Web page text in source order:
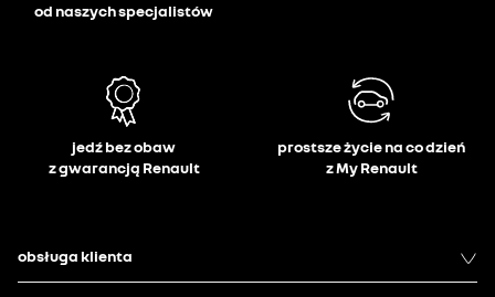
od naszych specjalistów
jedź bez obaw
z gwarancją Renault
prostsze życie na co dzień
z My Renault
obsługa klienta